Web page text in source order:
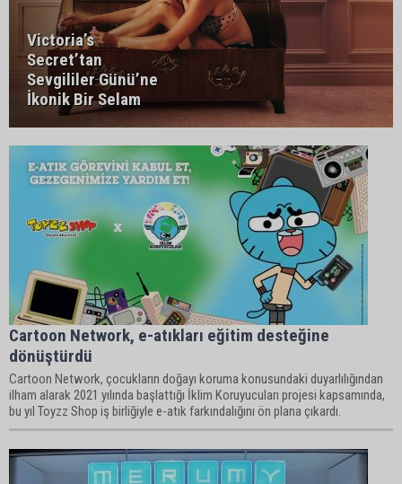
Victoria’s
Secret’tan
Sevgililer Günü’ne
İkonik Bir Selam
Cartoon Network, e-atıkları eğitim desteğine
dönüştürdü
Cartoon Network, çocukların doğayı koruma konusundaki duyarlılığından
ilham alarak 2021 yılında başlattığı İklim Koruyucuları projesi kapsamında,
bu yıl Toyzz Shop iş birliğiyle e-atık farkındalığını ön plana çıkardı.